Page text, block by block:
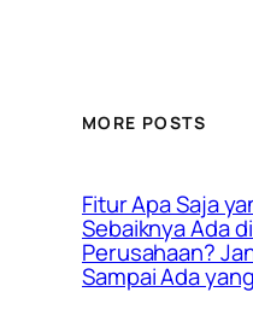
MORE POSTS
Fitur Apa Saja
Sebaiknya Ada
Perusahaan?
Sampai Ada